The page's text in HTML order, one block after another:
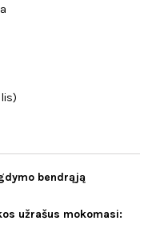
bendrąją
užrašus mokomasi: